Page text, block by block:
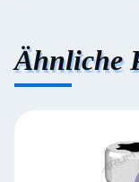
Ähnliche